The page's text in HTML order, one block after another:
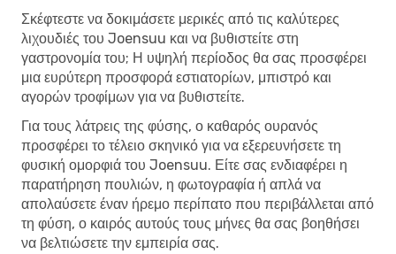
Σκέφτεστε να δοκιμάσετε μερικές από τις καλύτερες
λιχουδιές του Joensuu και να βυθιστείτε στη
γαστρονομία του; Η υψηλή περίοδος θα σας προσφέρει
μια ευρύτερη προσφορά εστιατορίων, μπιστρό και
αγορών τροφίμων για να βυθιστείτε.
Για τους λάτρεις της φύσης, ο καθαρός ουρανός
προσφέρει το τέλειο σκηνικό για να εξερευνήσετε τη
φυσική ομορφιά του Joensuu. Είτε σας ενδιαφέρει η
παρατήρηση πουλιών, η φωτογραφία ή απλά να
απολαύσετε έναν ήρεμο περίπατο που περιβάλλεται από
τη φύση, ο καιρός αυτούς τους μήνες θα σας βοηθήσει
να βελτιώσετε την εμπειρία σας.